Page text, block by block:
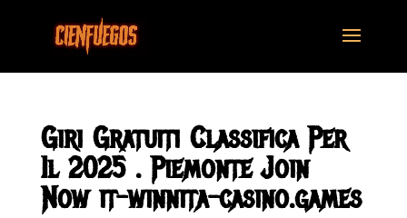
Giri Gratuiti Classifica Per
Il 2025 . Piemonte Join
Now it-winnita-casino.games